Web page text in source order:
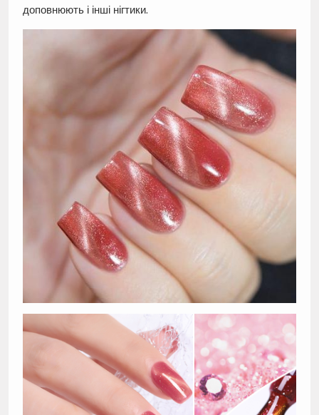
доповнюють і інші нігтики.